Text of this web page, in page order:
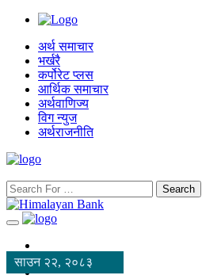
अर्थ समाचार
भर्खरै
कर्पोरेट प्लस
आर्थिक समाचार
अर्थवाणिज्य
विग न्युज
अर्थराजनीति
Search
साउन २२, २०८३